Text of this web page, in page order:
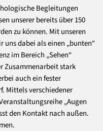
Begleitungen
unserer bereits über 150
zu können. Mit unseren
uns dabei als einen „bunten“
im Bereich „Sehen“
Zusammenarbeit stark
auch ein fester
Mittels verschiedener
„Augen
den Kontakt nach außen.